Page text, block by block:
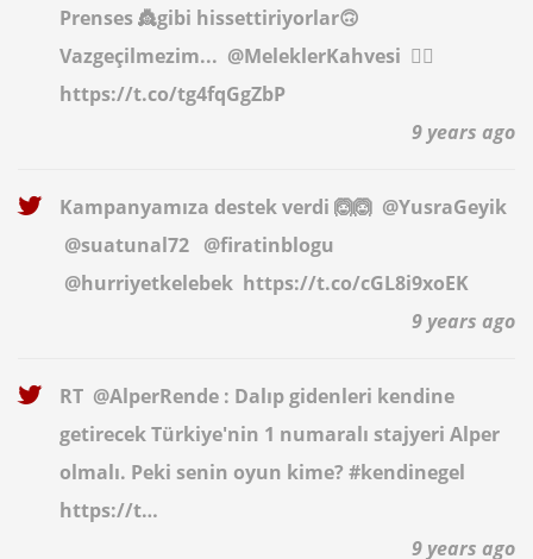
Prenses 👸gibi hissettiriyorlar🙃
Vazgeçilmezim... @MeleklerKahvesi ✌🏻
https://t.co/tg4fqGgZbP
9 years ago
Kampanyamıza destek verdi 🙆🙆 @YusraGeyik
@suatunal72 @firatinblogu
@hurriyetkelebek https://t.co/cGL8i9xoEK
9 years ago
RT @AlperRende : Dalıp gidenleri kendine
getirecek Türkiye'nin 1 numaralı stajyeri Alper
olmalı. Peki senin oyun kime? #kendinegel
https://t…
9 years ago